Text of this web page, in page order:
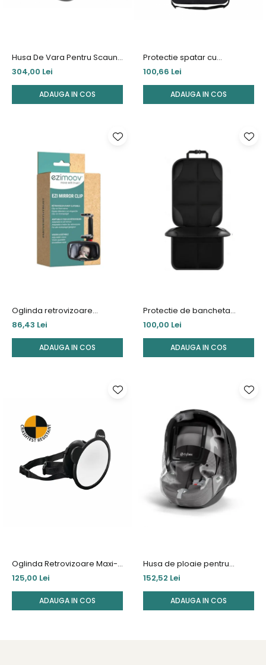
Husa De Vara Pentru Scaun
Auto Maxi-Cosi Pebble 360
304,00 Lei
ADAUGA IN COS
Protectie spatar cu
organizator si suport de
100,66 Lei
ADAUGA IN COS
Oglinda retrovizoare
Ezimoov Clip
86,43 Lei
ADAUGA IN COS
Protectie de bancheta
scaun auto
100,00 Lei
ADAUGA IN COS
Oglinda Retrovizoare Maxi-
Cosi
125,00 Lei
ADAUGA IN COS
Husa de ploaie pentru
scoica Cybex
152,52 Lei
ADAUGA IN COS